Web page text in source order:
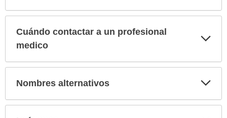
Cuándo contactar a un profesional
medico
Nombres alternativos